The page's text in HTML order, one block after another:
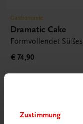
Zustimmung
Gastronomie
Dramatic Cake
Formvollendet Süßes
€ 74,90